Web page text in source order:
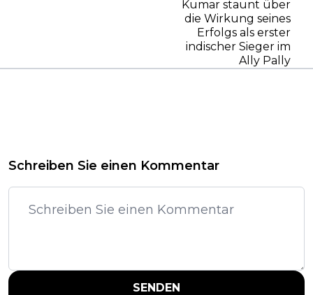
Kumar staunt über
die Wirkung seines
Erfolgs als erster
indischer Sieger im
Ally Pally
Schreiben Sie einen Kommentar
SENDEN